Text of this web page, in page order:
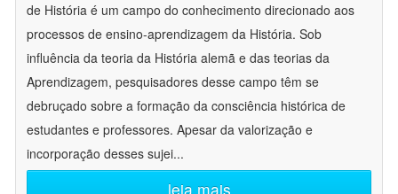
de História é um campo do conhecimento direcionado aos
processos de ensino-aprendizagem da História. Sob
influência da teoria da História alemã e das teorias da
Aprendizagem, pesquisadores desse campo têm se
debruçado sobre a formação da consciência histórica de
estudantes e professores. Apesar da valorização e
incorporação desses sujei...
leia mais